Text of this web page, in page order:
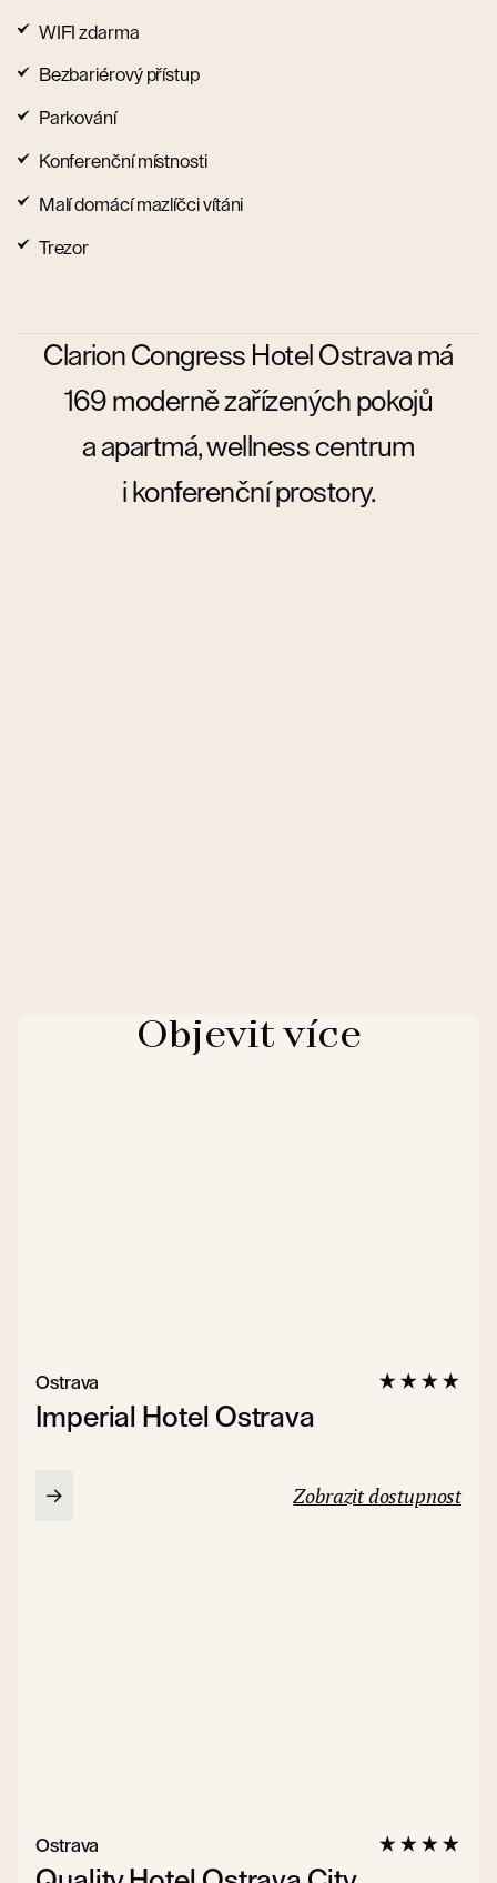
WIFI zdarma
Bezbariérový přístup
Parkování
Konferenční místnosti
Malí domácí mazlíčci vítáni
Trezor
Clarion Congress Hotel Ostrava má
169 moderně zařízených pokojů
a apartmá, wellness centrum
i konferenční prostory.
Objevit více
Imperial Hotel Ostrava
Ostrava
Zobrazit dostupnost
Ostrava